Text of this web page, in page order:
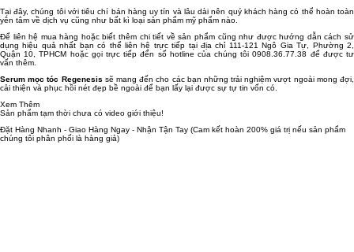
Tại đây, chúng tôi với tiêu chí bán hàng uy tín và lâu dài nên quý khách hàng có thể hoàn toàn
yên tâm về dịch vụ cũng như bất kì loại sản phẩm mỹ phẩm nào.
Để liên hệ mua hàng hoặc biết thêm chi tiết về sản phẩm cũng như được hướng dẫn cách sử
dụng hiệu quả nhất bạn có thể liên hệ trực tiếp tại địa chỉ 111-121 Ngô Gia Tự, Phường 2,
Quận 10, TPHCM hoặc gọi trực tiếp đến số hotline của chúng tôi 0908.36.77.38 để được tư
vấn thêm.
Serum mọc tóc Regenesis sẽ mang đến cho các bạn những trải nghiệm vượt ngoài mong đợi,
cải thiện và phục hồi nét đẹp bề ngoài để bạn lấy lại được sự tự tin vốn có.
Xem Thêm
Sản phẩm tạm thời chưa có video giới thiệu!
Đặt Hàng Nhanh - Giao Hàng Ngay - Nhận Tận Tay (Cam kết hoàn 200% giá trị nếu sản phẩm
chúng tôi phân phối là hàng giả)